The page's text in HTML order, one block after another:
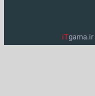
iTgama.ir